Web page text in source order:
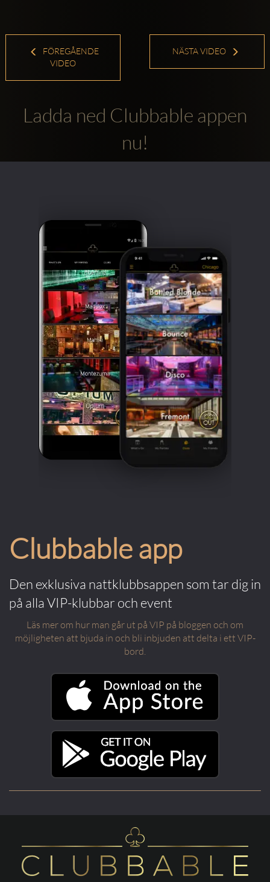
FÖREGÅENDE
VIDEO
NÄSTA VIDEO
Ladda ned Clubbable appen
nu!
Clubbable app
Den exklusiva nattklubbsappen som tar dig in
på alla VIP-klubbar och event
Läs mer om hur man går ut på VIP på bloggen och om
möjligheten att bjuda in och bli inbjuden att delta i ett VIP-
bord.